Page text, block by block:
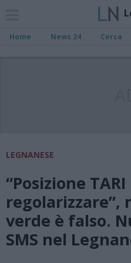
Home News 24 Cerca
LEGNANESE
“Posizione TARI
regolarizzare”,
verde è falso.
SMS nel